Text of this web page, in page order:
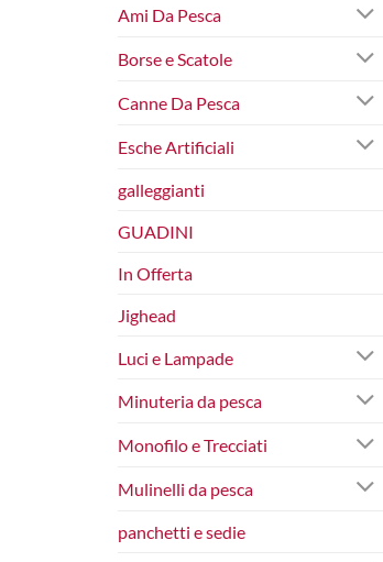
Ami Da Pesca
Borse e Scatole
Canne Da Pesca
Esche Artificiali
galleggianti
GUADINI
In Offerta
Jighead
Luci e Lampade
Minuteria da pesca
Monofilo e Trecciati
Mulinelli da pesca
panchetti e sedie